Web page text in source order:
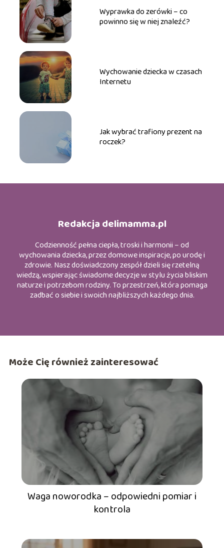
Wyprawka do zerówki – co
powinno się w niej znaleźć?
Wychowanie dziecka w czasach
Internetu
Jak wybrać trafiony prezent na
roczek?
Redakcja delimamma.pl
Codzienność pełna ciepła, troski i harmonii – od
wychowania dziecka, przez domowe inspiracje, po urodę i
zdrowie. Nasz doświadczony zespół dzieli się rzetelną
wiedzą, wspierając świadome decyzje w stylu życia bliskim
naturze i potrzebom rodziny. To przestrzeń, która pomaga
zadbać o siebie i swoich najbliższych każdego dnia.
Może Cię również zainteresować
Waga noworodka – odpowiedni pomiar i
kontrola